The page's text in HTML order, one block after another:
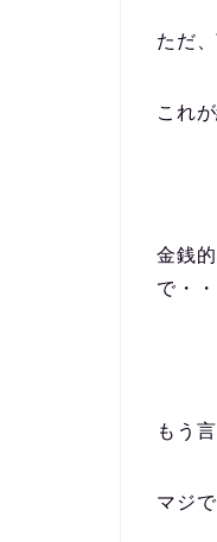
ただ
これ
金銭
で・・
もう
マジ